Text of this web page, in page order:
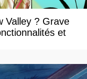
Valley ? Grave
et